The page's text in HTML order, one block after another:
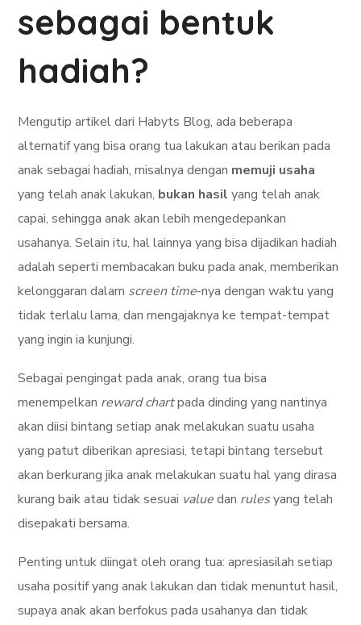
sebagai bentuk
hadiah?
Mengutip artikel dari Habyts Blog, ada beberapa
alternatif yang bisa orang tua lakukan atau berikan pada
anak sebagai hadiah, misalnya dengan memuji usaha
yang telah anak lakukan, bukan hasilyang telah anak
capai, sehingga anak akan lebih mengedepankan
usahanya. Selain itu, hal lainnya yang bisa dijadikan hadiah
adalah seperti membacakan buku pada anak, memberikan
kelonggaran dalam screen time-nya dengan waktu yang
tidak terlalu lama, dan mengajaknya ke tempat-tempat
yang ingin ia kunjungi.
Sebagai pengingat pada anak, orang tua bisa
menempelkan reward chartpada dinding yang nantinya
akan diisi bintang setiap anak melakukan suatu usaha
yang patut diberikan apresiasi, tetapi bintang tersebut
akan berkurang jika anak melakukan suatu hal yang dirasa
kurang baik atau tidak sesuai valuedan rulesyang telah
disepakati bersama.
Penting untuk diingat oleh orang tua: apresiasilah setiap
usaha positif yang anak lakukan dan tidak menuntut hasil,
supaya anak akan berfokus pada usahanya dan tidak